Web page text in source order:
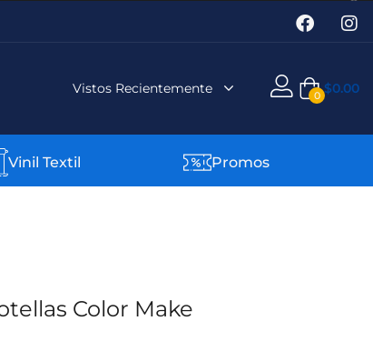
Vistos Recientemente 0 $0.00
Vinil Textil Promos
Color Make